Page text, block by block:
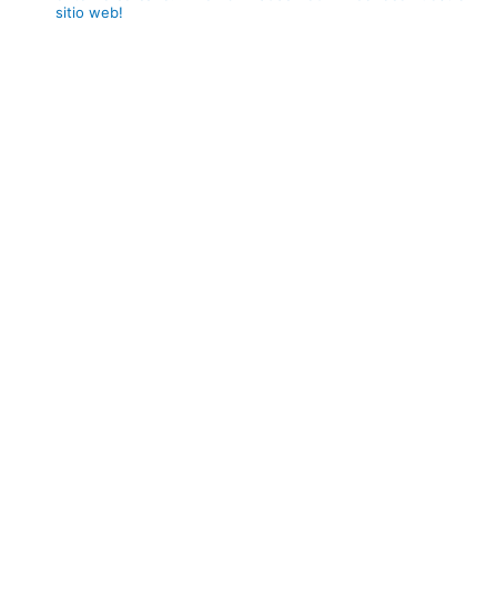
sitio web!